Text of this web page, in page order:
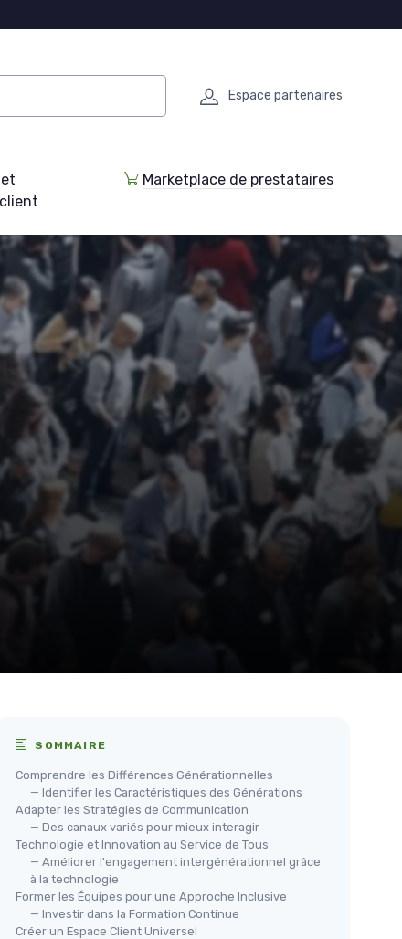
Espace partenaires
Marketplace de prestataires
SOMMAIRE
Comprendre les Différences Générationnelles
— Identifier les Caractéristiques des Générations
Adapter les Stratégies de Communication
— Des canaux variés pour mieux interagir
Technologie et Innovation au Service de Tous
— Améliorer l'engagement intergénérationnel grâce
à la technologie
Former les Équipes pour une Approche Inclusive
— Investir dans la Formation Continue
Créer un Espace Client Universel